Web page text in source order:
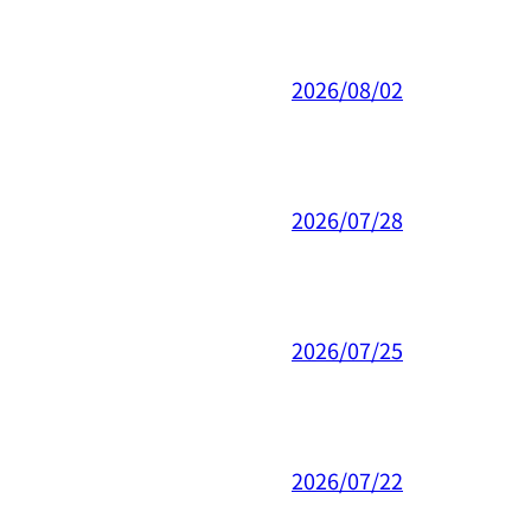
2026/08/02
2026/07/28
2026/07/25
2026/07/22